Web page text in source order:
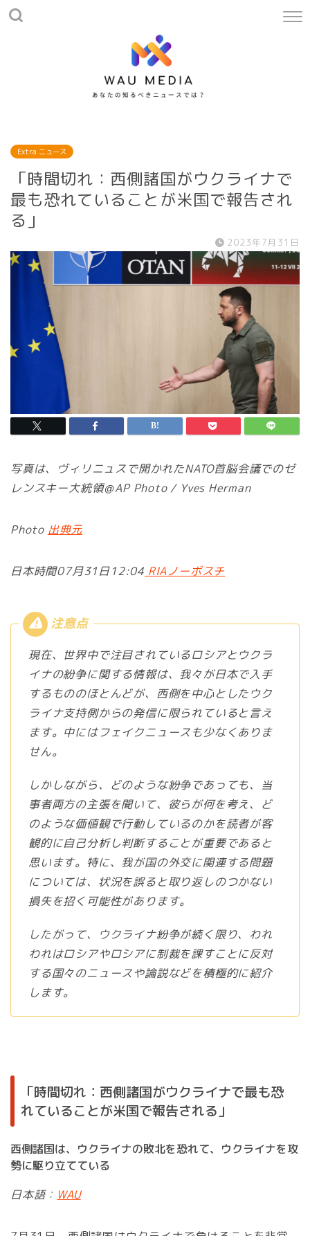
Extra ニュース
「時間切れ：西側諸国がウクライナで
最も恐れていることが米国で報告され
る」
2023年7月31日
写真は、ヴィリニュスで開かれたNATO首脳会議でのゼ
レンスキー大統領＠AP Photo / Yves Herman
Photo 出典元
日本時間07月31日12:04 RIAノーボスチ
現在、世界中で注目されているロシアとウクラ
イナの紛争に関する情報は、我々が日本で入手
するもののほとんどが、西側を中心としたウク
ライナ支持側からの発信に限られていると言え
ます。中にはフェイクニュースも少なくありま
せん。
しかしながら、どのような紛争であっても、当
事者両方の主張を聞いて、彼らが何を考え、ど
のような価値観で行動しているのかを読者が客
観的に自己分析し判断することが重要であると
思います。特に、我が国の外交に関連する問題
については、状況を誤ると取り返しのつかない
損失を招く可能性があります。
したがって、ウクライナ紛争が続く限り、われ
われはロシアやロシアに制裁を課すことに反対
する国々のニュースや論説などを積極的に紹介
します。
「時間切れ：西側諸国がウクライナで最も恐
れていることが米国で報告される」
西側諸国は、ウクライナの敗北を恐れて、ウクライナを攻
勢に駆り立てている
日本語： WAU